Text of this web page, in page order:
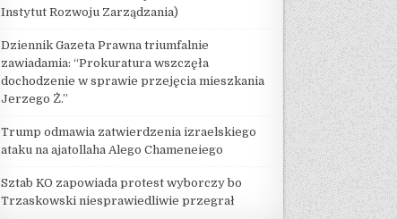
Instytut Rozwoju Zarządzania)
Dziennik Gazeta Prawna triumfalnie
zawiadamia: “Prokuratura wszczęła
dochodzenie w sprawie przejęcia mieszkania
Jerzego Ż.”
Trump odmawia zatwierdzenia izraelskiego
ataku na ajatollaha Alego Chameneiego
Sztab KO zapowiada protest wyborczy bo
Trzaskowski niesprawiedliwie przegrał